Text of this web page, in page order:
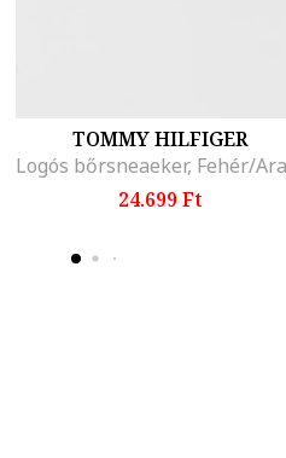
TOMMY HILFIGER
24.699 Ft